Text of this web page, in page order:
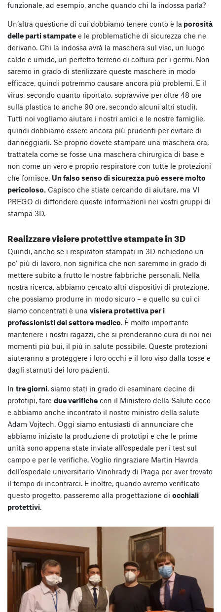
funzionale, ad esempio, anche quando chi la indossa parla?
Un’altra questione di cui dobbiamo tenere conto è la porosità
delle parti stampate e le problematiche di sicurezza che ne
derivano. Chi la indossa avrà la maschera sul viso, un luogo
caldo e umido, un perfetto terreno di coltura per i germi. Non
saremo in grado di sterilizzare queste maschere in modo
efficace, quindi potremmo causare ancora più problemi. E il
virus, secondo quanto riportato, sopravvive per oltre 48 ore
sulla plastica (o anche 90 ore, secondo alcuni altri studi).
Tutti noi vogliamo aiutare i nostri amici e le nostre famiglie,
quindi dobbiamo essere ancora più prudenti per evitare di
danneggiarli. Se proprio dovete stampare una maschera ora,
trattatela come se fosse una maschera chirurgica di base e
non come un vero e proprio respiratore con tutte le protezioni
che fornisce. Un falso senso di sicurezza può essere molto
pericoloso. Capisco che stiate cercando di aiutare, ma VI
PREGO di diffondere queste informazioni nei vostri gruppi di
stampa 3D.
Realizzare visiere protettive stampate in 3D
Quindi, anche se i respiratori stampati in 3D richiedono un
po’ più di lavoro, non significa che non saremmo in grado di
mettere subito a frutto le nostre fabbriche personali. Nella
nostra ricerca, abbiamo cercato altri dispositivi di protezione,
che possiamo produrre in modo sicuro – e quello su cui ci
siamo concentrati è una visiera protettiva per i
professionisti del settore medico. È molto importante
mantenere i nostri ragazzi, che si prenderanno cura di noi nei
momenti più bui, il più in salute possibile. Queste protezioni
aiuteranno a proteggere i loro occhi e il loro viso dalla tosse e
dagli starnuti dei loro pazienti.
In tre giorni, siamo stati in grado di esaminare decine di
prototipi, fare due verifiche con il Ministero della Salute ceco
e abbiamo anche incontrato il nostro ministro della salute
Adam Vojtech. Oggi siamo entusiasti di annunciare che
abbiamo iniziato la produzione di prototipi e che le prime
unità sono appena state inviate all’ospedale per i test sul
campo e per le verifiche. Voglio ringraziare Martin Havrda
dell’ospedale universitario Vinohrady di Praga per aver trovato
il tempo di incontrarci. E inoltre, quando avremo verificato
questo progetto, passeremo alla progettazione di occhiali
protettivi.